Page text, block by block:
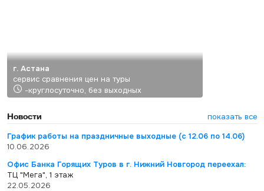
г. Астана
сервис сравнения цен на туры
-круглосуточно, без выходных
Новости
показать все
График работы на праздничные выходные (с 12.06 по 14.06)
10.06.2026
Офис Банка Горящих Туров в г. Нижний Новгород переехал:
ТЦ "Мега", 1 этаж
22.05.2026